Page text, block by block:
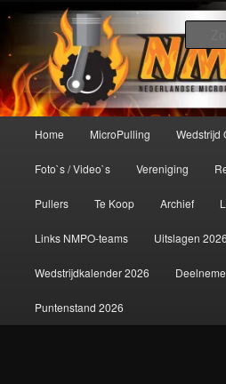
primaire
inhoudNederlandse
Organisatie
De meest krachtige modelbouwsport
Home MicroPulling Wedstrijd
Foto`s / Video`s Vereniging
Pullers Te Koop Archief
Links NMPO-teams Uitslagen 2026
Wedstrijdkalender 2026
Puntenstand 2026